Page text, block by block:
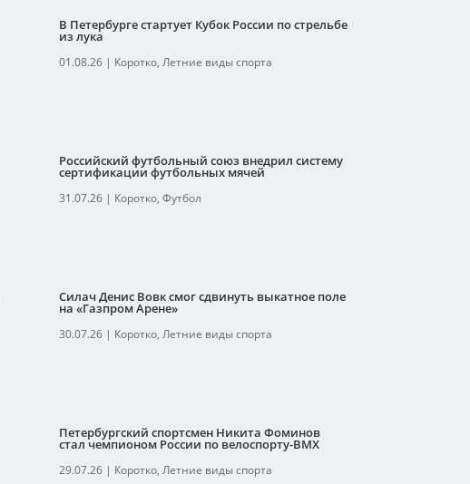
В Петербурге стартует Кубок России по стрельбе
из лука
01.08.26| Коротко, Летние виды спорта
Российский футбольный союз внедрил систему
сертификации футбольных мячей
31.07.26| Коротко, Футбол
Силач Денис Вовк смог сдвинуть выкатное поле
на «Газпром Арене»
30.07.26| Коротко, Летние виды спорта
Петербургский спортсмен Никита Фоминов
стал чемпионом России по велоспорту-ВМХ
29.07.26| Коротко, Летние виды спорта